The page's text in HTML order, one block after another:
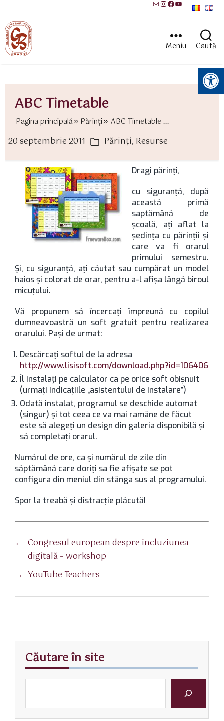
MailInstagram
Facebook
YouTube
Meniu Caută
Instrumente pentru accesibilitate
ABC Timetable
Pagina principală Părinţi ABC Timetable ...
20 septembrie 2011 Categorii
Părinţi, Resurse
Dragi părinţi,
cu siguranţă, după
această primă
saptămână de
şcoală, aţi aflat la
şedinţa cu părinţii şi
care va fi orarul
primului semestru.
Şi, cu siguranţă, aţi căutat sau cumpărat un model
haios şi colorat de orar, pentru a-l afişa lângă biroul
micuţului.
Vă propunem să încercaţi împreună cu copilul
dumneavoastră un soft gratuit pentru realizarea
orarului. Paşi de urmat:
Descărcaţi softul de la adresa
http://www.lisisoft.com/download.php?id=106406
Îl instalaţi pe calculator ca pe orice soft obişnuit
(urmaţi indicaţiile „asistentului de instalare”)
Odată instalat, programul se deschide automat
(singur) şi tot ceea ce va mai ramâne de făcut
este să alegeţi un design din galeria disponibilă şi
să completaţi orarul.
Numărul de ore, ca şi numărul de zile din
săptămână care doriţi sa fie afişate se pot
configura din meniul din stânga sus al programului.
Spor la treabă şi distracţie plăcută!
← Congresul european despre incluziunea
digitală – workshop
→ YouTube Teachers
Căutare în site